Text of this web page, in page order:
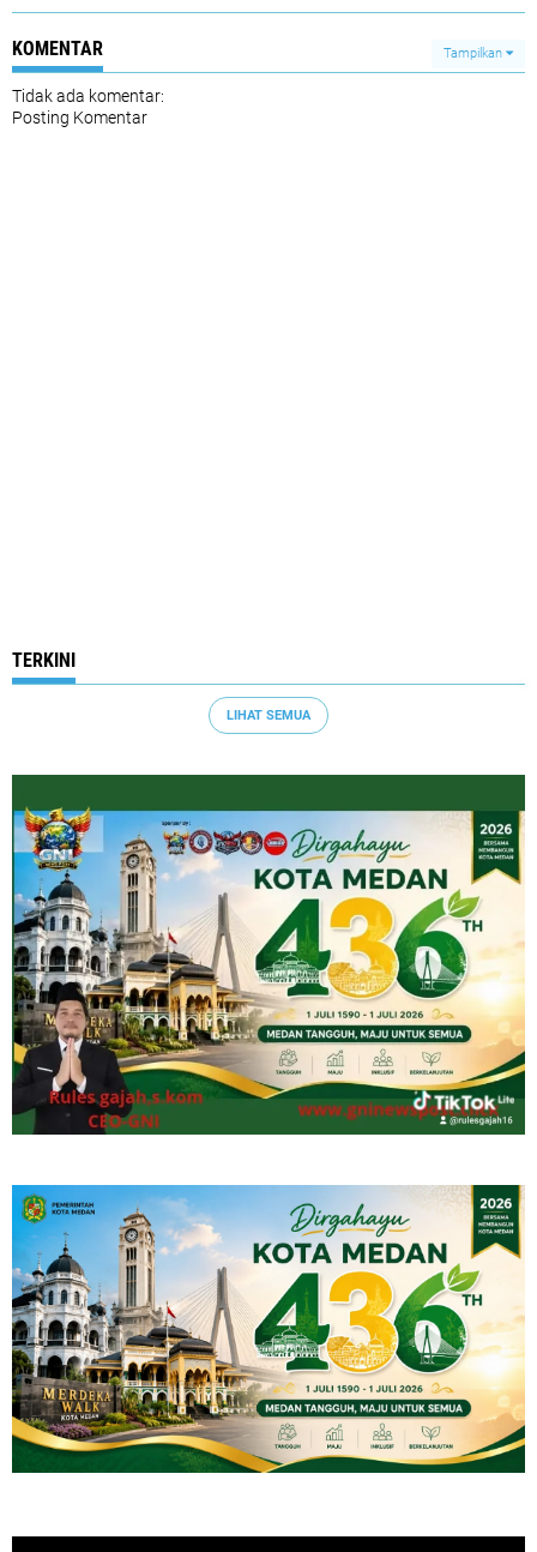
KOMENTAR Tampilkan
Tidak ada komentar:
Posting Komentar
TERKINI
LIHAT SEMUA